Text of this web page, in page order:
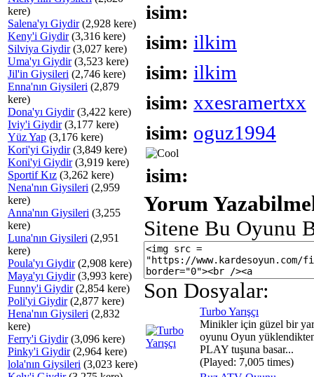
kere)
Salena'yı Giydir(2,928 kere)
Keny'i Giydir(3,316 kere)
Silviya Giydir(3,027 kere)
Uma'yı Giydir(3,523 kere)
Jil'in Giysileri (2,746 kere)
Enna'nın Giysileri (2,879
kere)
Dona'yı Giydir(3,422 kere)
Iviy'i Giydir(3,177 kere)
Yüz Yap (3,176 kere)
Kori'yi Giydir(3,849 kere)
Koni'yi Giydir(3,919 kere)
Sportif Kız (3,262 kere)
Nena'nın Giysileri (2,959
kere)
Anna'nın Giysileri (3,255
kere)
Luna'nın Giysileri (2,951
kere)
Poula'yı Giydir(2,908 kere)
Maya'yı Giydir(3,993 kere)
Funny'i Giydir(2,854 kere)
Poli'yi Giydir(2,877 kere)
Hena'nın Giysileri (2,832
kere)
Ferry'i Giydir(3,096 kere)
Pinky'i Giydir(2,964 kere)
lola'nın Giysileri (3,023 kere)
isim:
isim: ilkim
isim: ilkim
isim: xxesramertxx
isim: oguz1994
isim:
Yorum
Sitene Bu Oyunu
Son Dosyalar:
Turbo Yarışçı
Minikler için güzel bir
oyunu Oyun
PLAY tuşuna basar...
(Played: 7,005 times)